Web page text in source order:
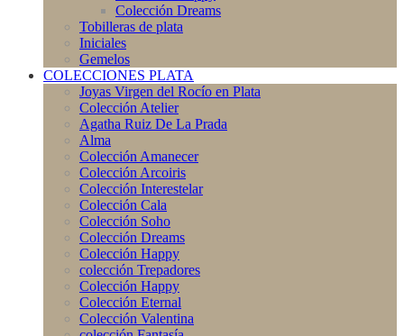
Colección Dreams
Tobilleras de plata
Iniciales
Gemelos
COLECCIONES PLATA
Joyas Virgen del Rocío en Plata
Colección Atelier
Agatha Ruiz De La Prada
Alma
Colección Amanecer
Colección Arcoiris
Colección Interestelar
Colección Cala
Colección Soho
Colección Dreams
Colección Happy
colección Trepadores
Colección Happy
Colección Eternal
Colección Valentina